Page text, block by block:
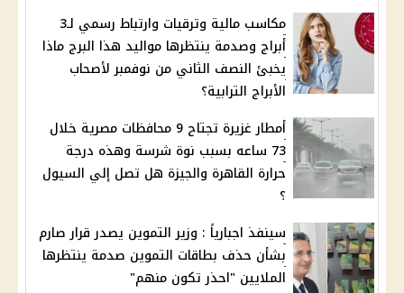
مكاسب مالية وترقيات وارتباط رسمي لـ3
أبراج وصدمة ينتظرها مواليد هذا البرج ماذا
يخبئ النصف الثاني من نوفمبر لأصحاب
الأبراج الترابية؟
أمطار غزيرة تجتاح 9 محافظات مصرية خلال
73 ساعه بسبب نوة شرسة وهذه درجة
حرارة القاهرة والجيزة هل تصل إلي السيول
؟
سينفذ اجبارياً : وزير التموين يصدر قرار صارم
بشأن حذف بطاقات التموين صدمة ينتظرها
الملايين "احذر تكون منهم"